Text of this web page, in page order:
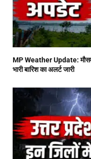
MP Weather Update:
भारी बारिश का अलर्ट जारी